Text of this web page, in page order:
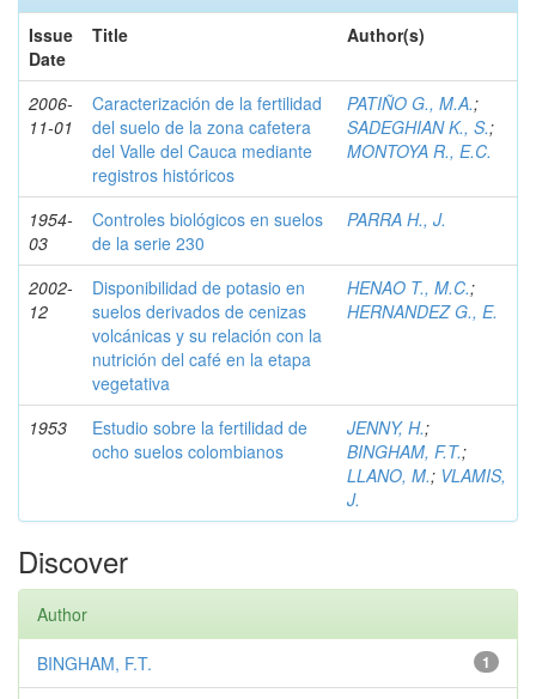
Issue
Date
Title Author(s)
2006-
11-01
Caracterización de la fertilidad
del suelo de la zona cafetera
del Valle del Cauca mediante
registros históricos
PATIÑO G., M.A.;
SADEGHIAN K., S.;
MONTOYA R., E.C.
1954-
03
Controles biológicos en suelos
de la serie 230
PARRA H., J.
2002-
12
Disponibilidad de potasio en
suelos derivados de cenizas
volcánicas y su relación con la
nutrición del café en la etapa
vegetativa
HENAO T., M.C.;
HERNANDEZ G., E.
1953
Estudio sobre la fertilidad de
ocho suelos colombianos
JENNY, H.;
BINGHAM, F.T.;
LLANO, M.; VLAMIS,
J.
Discover
Author
1
BINGHAM, F.T.